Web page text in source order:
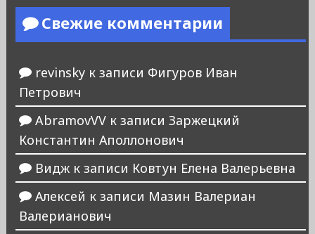
Свежие комментарии
revinskyк записи Фигуров Иван
Петрович
AbramovVVк записи Заржецкий
Константин Аполлонович
Виджк записи Ковтун Елена Валерьевна
Алексей к записи Мазин Валериан
Валерианович